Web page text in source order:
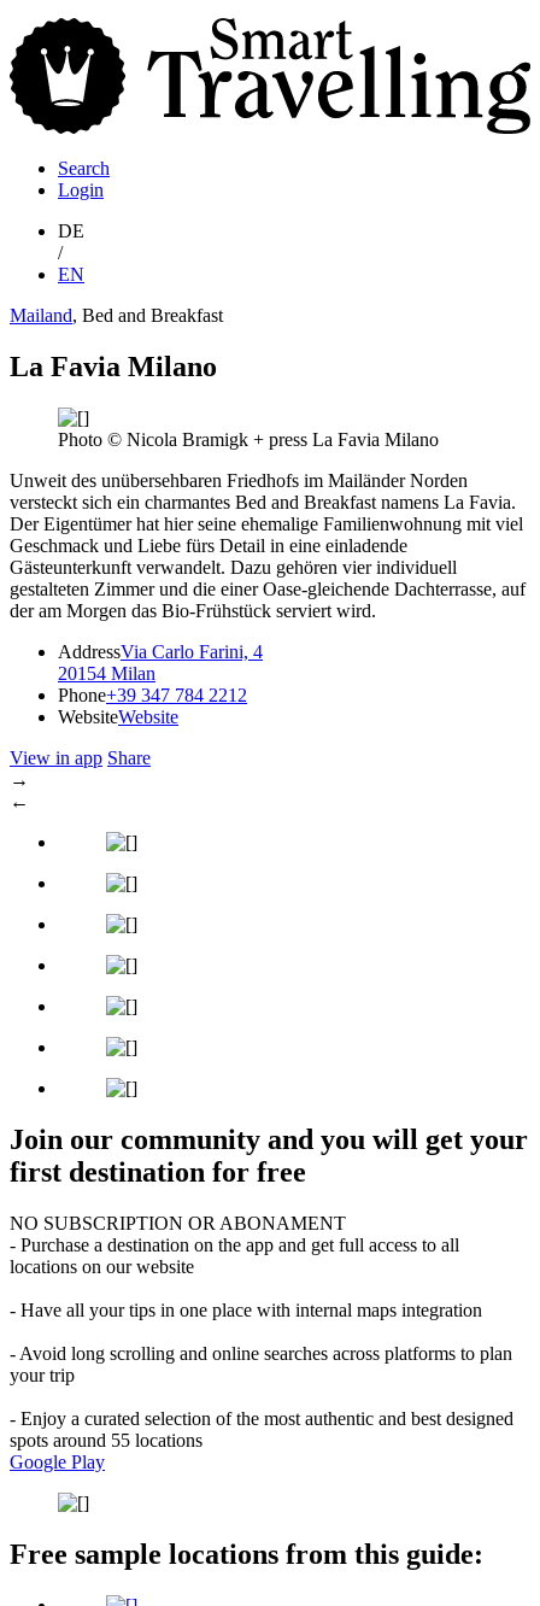
Search
Login
DE
/
EN
Mailand, Bed and Breakfast
La Favia Milano
Photo © Nicola Bramigk + press La Favia Milano
Unweit des unübersehbaren Friedhofs im Mailänder Norden
versteckt sich ein charmantes Bed and Breakfast namens La Favia.
Der Eigentümer hat hier seine ehemalige Familienwohnung mit viel
Geschmack und Liebe fürs Detail in eine einladende
Gästeunterkunft verwandelt. Dazu gehören vier individuell
gestalteten Zimmer und die einer Oase-gleichende Dachterrasse, auf
der am Morgen das Bio-Frühstück serviert wird.
AddressVia Carlo Farini, 4
20154 Milan
Phone+39 347 784 2212
WebsiteWebsite
View in app Share
→
←
Join our community and you will get your
first destination for free
NO SUBSCRIPTION OR ABONAMENT
- Purchase a destination on the app and get full access to all
locations on our website
- Have all your tips in one place with internal maps integration
- Avoid long scrolling and online searches across platforms to plan
your trip
- Enjoy a curated selection of the most authentic and best designed
spots around 55 locations
Google Play
Free sample locations from this guide: